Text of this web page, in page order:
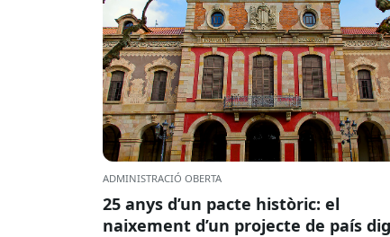
ADMINISTRACIÓ OBERTA
25 anys d’un pacte històric: el
naixement d’un projecte de país